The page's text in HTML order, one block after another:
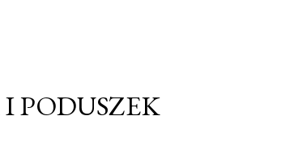
PODUSZEK